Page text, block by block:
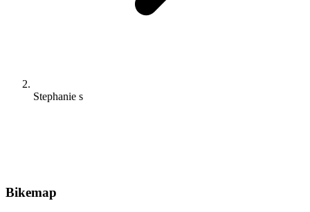
Stephanie s
Bikemap